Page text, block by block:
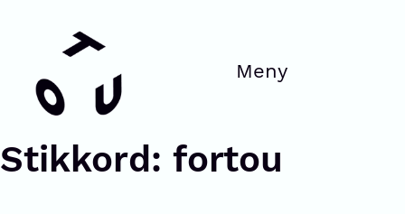
Stikkord: fortou